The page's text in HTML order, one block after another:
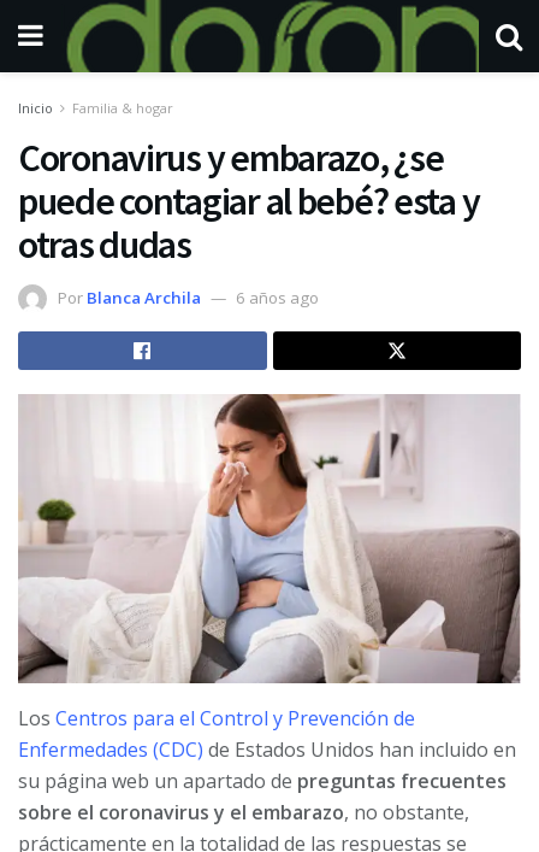
Inicio Familia & hogar
Coronavirus y embarazo, ¿se
puede contagiar al bebé? esta y
otras dudas
Por Blanca Archila 6 años ago
Los Centros para el Control y Prevención de
Enfermedades (CDC) de Estados Unidos han incluido en
su página web un apartado de preguntas frecuentes
sobre el coronavirus y el embarazo, no obstante,
prácticamente en la totalidad de las respuestas se